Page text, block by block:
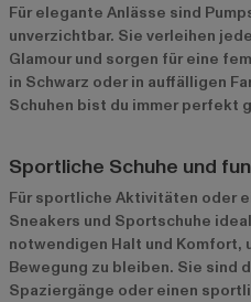
Für elegante Anlässe sind
unverzichtbar. Sie verleihen
Glamour und sorgen für eine
in Schwarz oder in auffälligen
Schuhen bist du immer perfekt
Sportliche Schuhe und
Für sportliche Aktivitäten oder
Sneakers und Sportschuhe
notwendigen Halt und Komfort,
Bewegung zu bleiben. Sie sind
Spaziergänge oder einen